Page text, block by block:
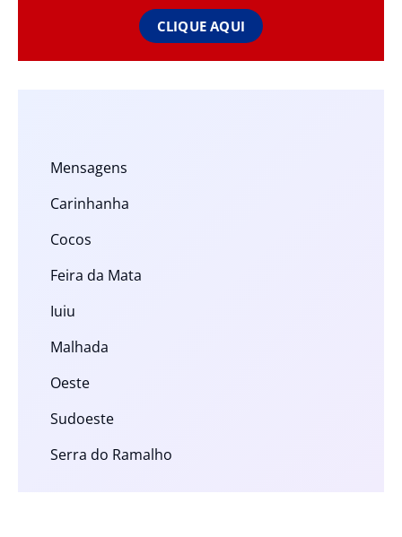
CLIQUE AQUI
Mensagens
Carinhanha
Cocos
Feira da Mata
Iuiu
Malhada
Oeste
Sudoeste
Serra do Ramalho